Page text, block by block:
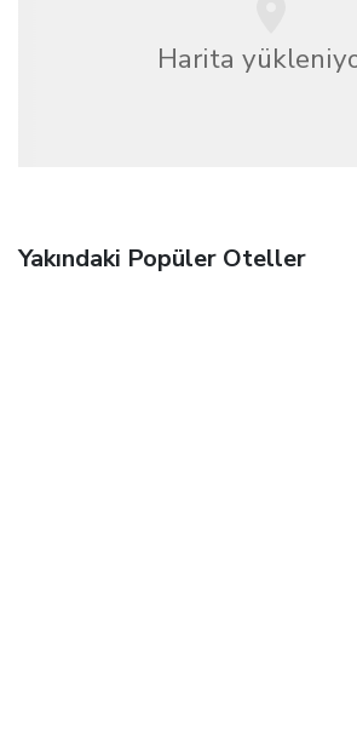
Harita
Yakındaki Popüler Oteller